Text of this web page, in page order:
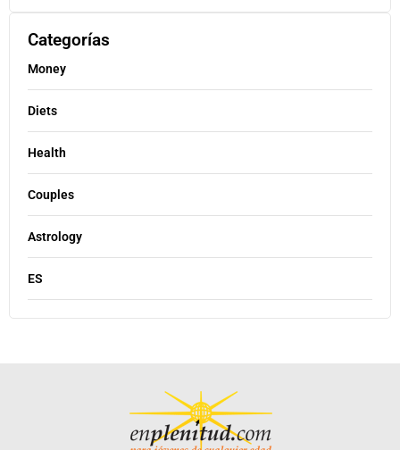
Categorías
Money
Diets
Health
Couples
Astrology
ES